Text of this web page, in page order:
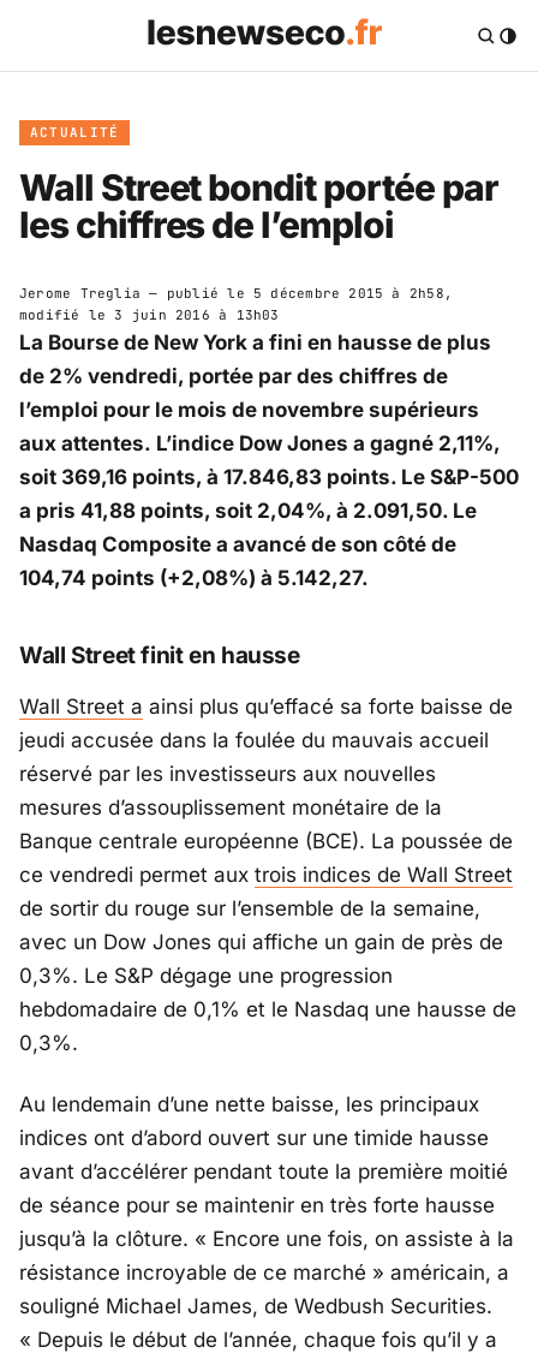
ACTUALITÉ
Wall Street bondit portée par
les chiffres de l’emploi
Jerome Treglia — publié le 5 décembre 2015 à 2h58 ,
modifié le3 juin 2016 à 13h03
La Bourse de New York a fini en hausse de plus
de 2% vendredi, portée par des chiffres de
l’emploi pour le mois de novembre supérieurs
aux attentes. L’indice Dow Jones a gagné 2,11%,
soit 369,16 points, à 17.846,83 points. Le S&P-500
a pris 41,88 points, soit 2,04%, à 2.091,50. Le
Nasdaq Composite a avancé de son côté de
104,74 points (+2,08%) à 5.142,27.
Wall Street finit en hausse
Wall Street a ainsi plus qu’effacé sa forte baisse de
jeudi accusée dans la foulée du mauvais accueil
réservé par les investisseurs aux nouvelles
mesures d’assouplissement monétaire de la
Banque centrale européenne (BCE). La poussée de
ce vendredi permet aux trois indices de Wall Street
de sortir du rouge sur l’ensemble de la semaine,
avec un Dow Jones qui affiche un gain de près de
0,3%. Le S&P dégage une progression
hebdomadaire de 0,1% et le Nasdaq une hausse de
0,3%.
Au lendemain d’une nette baisse, les principaux
indices ont d’abord ouvert sur une timide hausse
avant d’accélérer pendant toute la première moitié
de séance pour se maintenir en très forte hausse
jusqu’à la clôture. « Encore une fois, on assiste à la
résistance incroyable de ce marché » américain, a
souligné Michael James, de Wedbush Securities.
« Depuis le début de l’année, chaque fois qu’il y a